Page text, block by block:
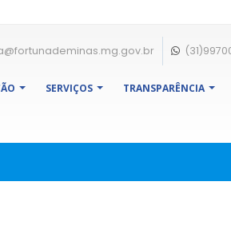
SERVIÇOS TRANSPARÊNCIA